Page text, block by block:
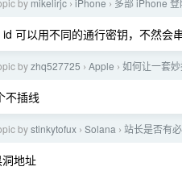
by mikelirjc › iPhone › 多部 iPhone
可以用不同的通行密钥，不然会
byzhq527725 › Apple › 如何让一套
不插线
bystinkytofux › Solana › 站长是否有
地址